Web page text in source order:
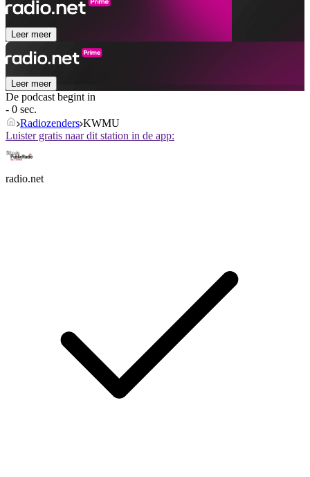
Leer meer
Leer meer
De podcast begint in
- 0 sec.
Radiozenders KWMU
Luister gratis naar dit station in de app:
radio.net